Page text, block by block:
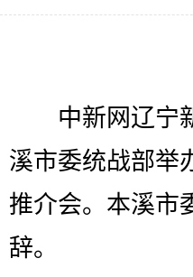
中新网辽宁新
溪市委统战部举
推介会。本溪市
辞。